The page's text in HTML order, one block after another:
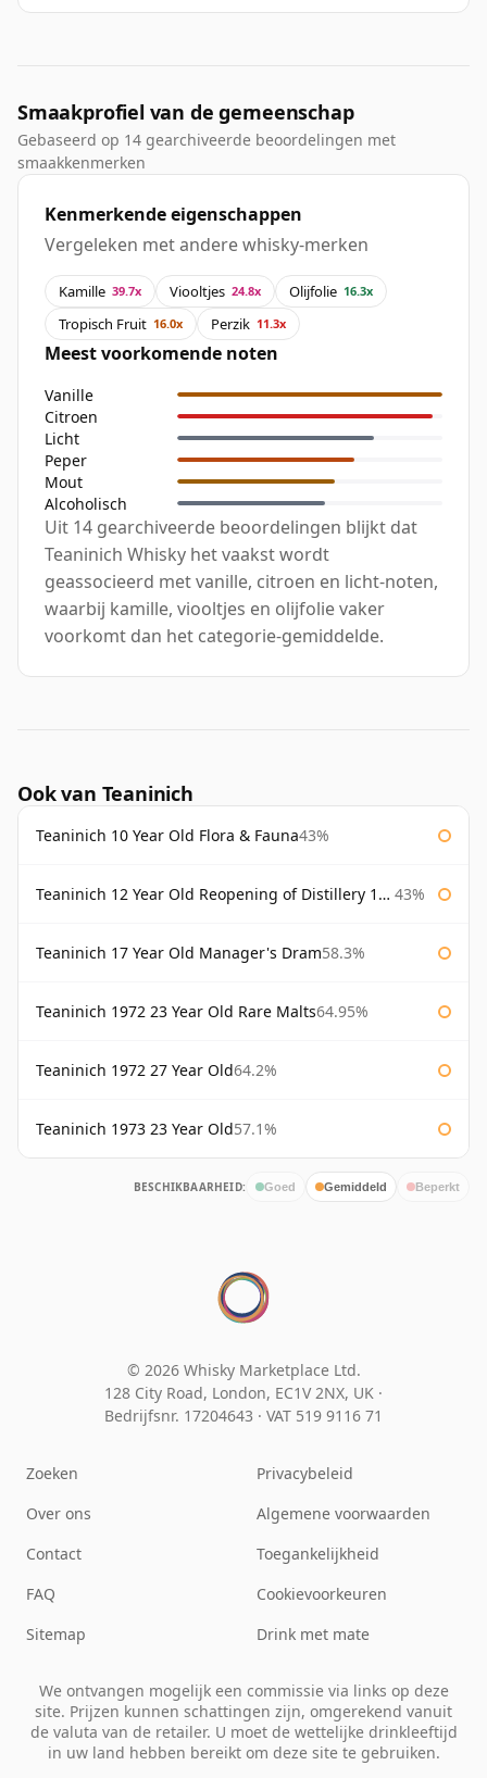
Smaakprofiel van de gemeenschap
Gebaseerd op 14 gearchiveerde beoordelingen met
smaakkenmerken
Kenmerkende eigenschappen
Vergeleken met andere whisky-merken
Kamille 39.7x Viooltjes 24.8x Olijfolie 16.3x
Tropisch Fruit 16.0x Perzik 11.3x
Meest voorkomende noten
Vanille
Citroen
Licht
Peper
Mout
Alcoholisch
Uit 14 gearchiveerde beoordelingen blijkt dat
Teaninich Whisky het vaakst wordt
geassocieerd met vanille, citroen en licht-noten,
waarbij kamille, viooltjes en olijfolie vaker
voorkomt dan het categorie-gemiddelde.
Ook van Teaninich
Teaninich 10 Year Old Flora & Fauna43%
Teaninich 12 Year Old Reopening of Distillery 1991 43%
Teaninich 17 Year Old Manager's Dram58.3%
Teaninich 1972 23 Year Old Rare Malts64.95%
Teaninich 1972 27 Year Old64.2%
Teaninich 1973 23 Year Old57.1%
BESCHIKBAARHEID: Goed Gemiddeld Beperkt
© 2026 Whisky Marketplace Ltd.
128 City Road, London, EC1V 2NX, UK ·
Bedrijfsnr. 17204643 · VAT 519 9116 71
Zoeken
Over ons
Contact
FAQ
Sitemap
Privacybeleid
Algemene voorwaarden
Toegankelijkheid
Cookievoorkeuren
Drink met mate
We ontvangen mogelijk een commissie via links op deze
site. Prijzen kunnen schattingen zijn, omgerekend vanuit
de valuta van de retailer. U moet de wettelijke drinkleeftijd
in uw land hebben bereikt om deze site te gebruiken.